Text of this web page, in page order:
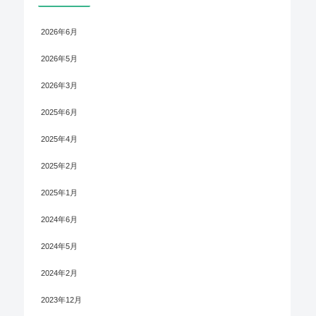
2026年6月
2026年5月
2026年3月
2025年6月
2025年4月
2025年2月
2025年1月
2024年6月
2024年5月
2024年2月
2023年12月